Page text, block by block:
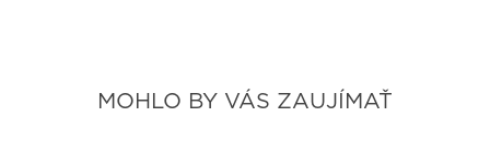
MOHLO BY VÁS ZAUJÍMAŤ